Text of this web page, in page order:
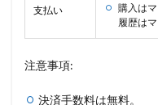
支払い
購入は
履歴は
注意事項:
決済手数料は無料。